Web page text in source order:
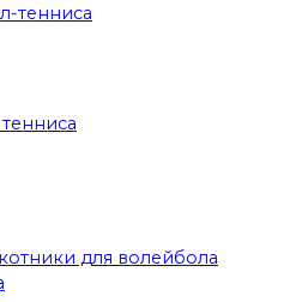
тенниса
для волейбола